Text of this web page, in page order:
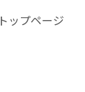
トップページ